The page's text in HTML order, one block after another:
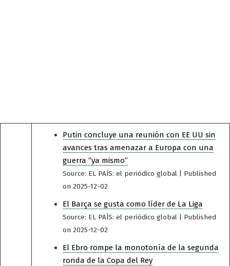
Putin concluye una reunión con EE UU sin
avances tras amenazar a Europa con una
guerra “ya mismo”
Source: EL PAÍS: el periódico global
Published
on 2025-12-02
El Barça se gusta como líder de La Liga
Source: EL PAÍS: el periódico global
Published
on 2025-12-02
El Ebro rompe la monotonía de la segunda
ronda de la Copa del Rey